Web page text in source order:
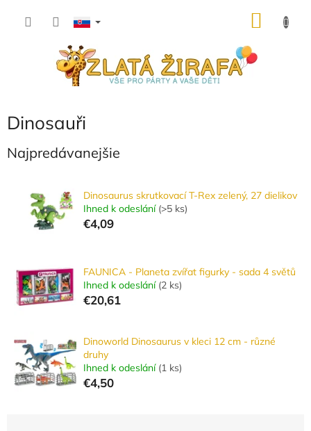
Dinosauři
Najpredávanejšie
Dinosaurus skrutkovací T-Rex zelený, 27 dielikov
Ihned k odeslání (>5 ks)
€4,09
FAUNICA - Planeta zvířat figurky - sada 4 světů
Ihned k odeslání (2 ks)
€20,61
Dinoworld Dinosaurus v kleci 12 cm - různé
druhy
Ihned k odeslání (1 ks)
€4,50